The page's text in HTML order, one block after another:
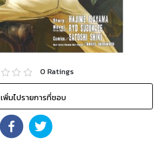
0 Ratings
เพิ่มไปรายการที่ชอบ